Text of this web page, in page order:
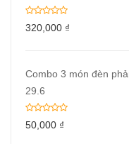
320,000 ₫
Combo 3 món đèn
29.6
50,000 ₫